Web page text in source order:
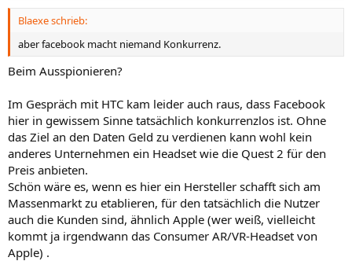
Blaexe schrieb:
aber facebook macht niemand Konkurrenz.
Beim Ausspionieren?
Im Gespräch mit HTC kam leider auch raus, dass Facebook
hier in gewissem Sinne tatsächlich konkurrenzlos ist. Ohne
das Ziel an den Daten Geld zu verdienen kann wohl kein
anderes Unternehmen ein Headset wie die Quest 2 für den
Preis anbieten.
Schön wäre es, wenn es hier ein Hersteller schafft sich am
Massenmarkt zu etablieren, für den tatsächlich die Nutzer
auch die Kunden sind, ähnlich Apple (wer weiß, vielleicht
kommt ja irgendwann das Consumer AR/VR-Headset von
Apple) .